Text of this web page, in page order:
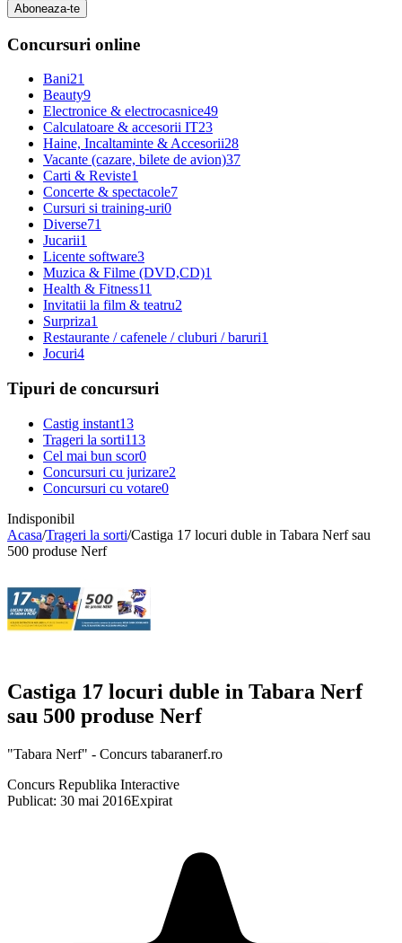
Aboneaza-te
Concursuri online
Bani21
Beauty9
Electronice & electrocasnice49
Calculatoare & accesorii IT23
Haine, Incaltaminte & Accesorii28
Vacante (cazare, bilete de avion)37
Carti & Reviste1
Concerte & spectacole7
Cursuri si training-uri0
Diverse71
Jucarii1
Licente software3
Muzica & Filme (DVD,CD)1
Health & Fitness11
Invitatii la film & teatru2
Surpriza1
Restaurante / cafenele / cluburi / baruri1
Jocuri4
Tipuri de concursuri
Castig instant13
Trageri la sorti113
Cel mai bun scor0
Concursuri cu jurizare2
Concursuri cu votare0
Indisponibil
Acasa/Trageri la sorti/Castiga 17 locuri duble in Tabara Nerf sau
500 produse Nerf
Castiga 17 locuri duble in Tabara Nerf
sau 500 produse Nerf
"Tabara Nerf" - Concurs tabaranerf.ro
Concurs Republika Interactive
Publicat: 30 mai 2016Expirat